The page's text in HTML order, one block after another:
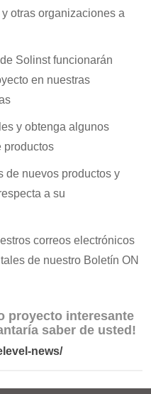
otras organizaciones a
Solinst funcionarán
en nuestras
y obtenga algunos
productos
de nuevos productos y
a su
correos electrónicos
de nuestro Boletín ON
proyecto interesante
saber de usted!
news/